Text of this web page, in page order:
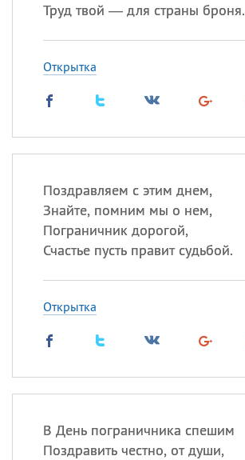
Труд твой — для страны броня.
Открытка
Поздравляем с этим днем,
Знайте, помним мы о нем,
Пограничник дорогой,
Счастье пусть правит судьбой.
Открытка
В День пограничника спешим
Поздравить честно, от души,